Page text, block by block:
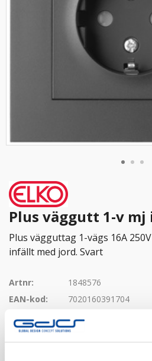
Plus väggutt 1-v mj
Plus vägguttag 1-vägs 16A
infällt med jord. Svart
Artnr:
1848576
EAN-kod:
7020160391704
Finns i lager